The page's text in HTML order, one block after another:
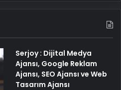
Serjoy : Dijital Medya
Ajansı, Google Reklam
Ajansı, SEO Ajansı ve Web
Tasarım Ajansı